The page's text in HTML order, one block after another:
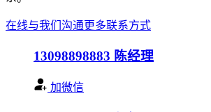
在线与我们沟通更多联系方式
13098898883 陈经理
加微信